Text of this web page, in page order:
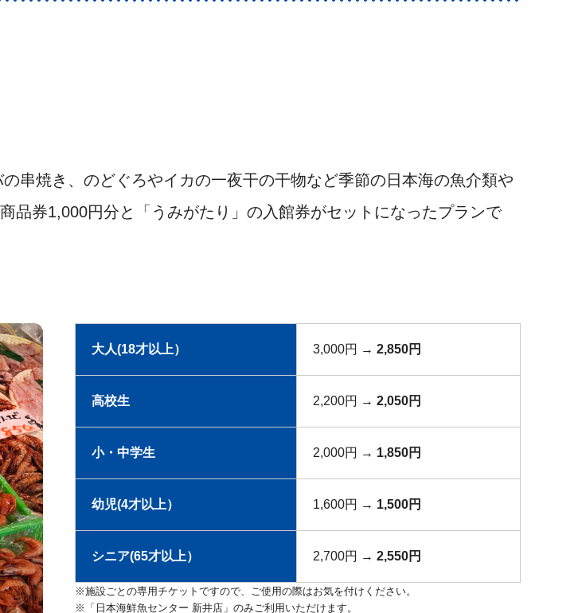
串焼き、のどぐろやイカの一夜干の干物など季節の日本海の魚介類や
品券1,000円分と「うみがたり」の入館券がセットになったプランで
大人(18才以上） 3,000円 → 2,850円
高校生 2,200円 → 2,050円
小・中学生 2,000円 → 1,850円
幼児(4才以上） 1,600円 → 1,500円
シニア(65才以上） 2,700円 → 2,550円
※施設ごとの専用チケットですので、ご使用の際はお気を付けください。
※「日本海鮮魚センター 新井店」のみご利用いただけます。